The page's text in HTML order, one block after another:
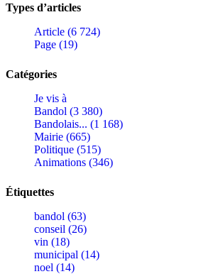
Types d’articles
Article (6 724)
Page (19)
Catégories
Je vis à
Bandol (3 380)
Bandolais... (1 168)
Mairie (665)
Politique (515)
Animations (346)
Étiquettes
bandol (63)
conseil (26)
vin (18)
municipal (14)
noel (14)